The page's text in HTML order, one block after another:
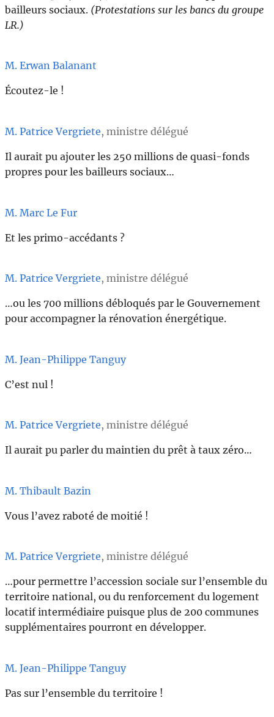
bailleurs sociaux. (Protestations sur les bancs du groupe
LR.)
M. Erwan Balanant
Écoutez-le !
M. Patrice Vergriete, ministre délégué
Il aurait pu ajouter les 250 millions de quasi-fonds
propres pour les bailleurs sociaux…
M. Marc Le Fur
Et les primo-accédants ?
M. Patrice Vergriete, ministre délégué
…ou les 700 millions débloqués par le Gouvernement
pour accompagner la rénovation énergétique.
M. Jean-Philippe Tanguy
C’est nul !
M. Patrice Vergriete, ministre délégué
Il aurait pu parler du maintien du prêt à taux zéro…
M. Thibault Bazin
Vous l’avez raboté de moitié !
M. Patrice Vergriete, ministre délégué
…pour permettre l’accession sociale sur l’ensemble du
territoire national, ou du renforcement du logement
locatif intermédiaire puisque plus de 200 communes
supplémentaires pourront en développer.
M. Jean-Philippe Tanguy
Pas sur l’ensemble du territoire !